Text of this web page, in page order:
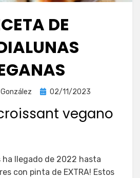
DE
González
Publicada
02/11/2023
vegano
ha llegado de 2022 hasta
con pinta de EXTRA! Estos